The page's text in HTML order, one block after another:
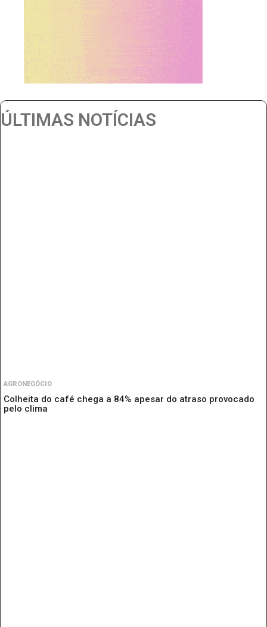
ÚLTIMAS NOTÍCIAS
AGRONEGÓCIO
Colheita do café chega a 84% apesar do atraso provocado
pelo clima